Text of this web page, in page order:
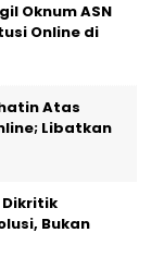
Oknum ASN
Online di
Atas
Libatkan
Dikritik
Bukan